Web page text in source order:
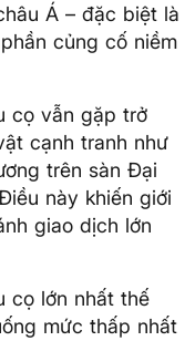
Á – đặc biệt là
củng cố niềm
cọ vẫn gặp trở
cạnh tranh như
trên sàn Đại
này khiến giới
giao dịch lớn
cọ lớn nhất thế
mức thấp nhất